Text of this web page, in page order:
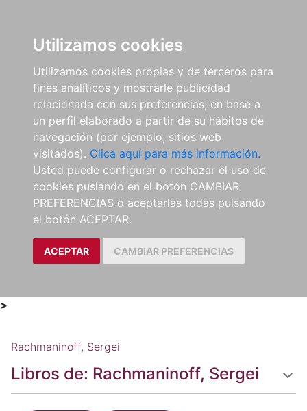
Utilizamos cookies
Utilizamos cookies propias y de terceros para
fines analíticos y mostrarle publicidad
relacionada con sus preferencias, en base a
un perfil elaborado a partir de su hábitos de
navegación (por ejemplo, sitios web
visitados). Clica aquí para más información.
Usted puede configurar o rechazar el uso de
cookies puslando en el botón CAMBIAR
PREFERENCIAS o aceptarlas todas pulsando
el botón ACEPTAR.
ACEPTAR CAMBIAR PREFERENCIAS
>
Rachmaninoff, Sergei
Libros de: Rachmaninoff, Sergei